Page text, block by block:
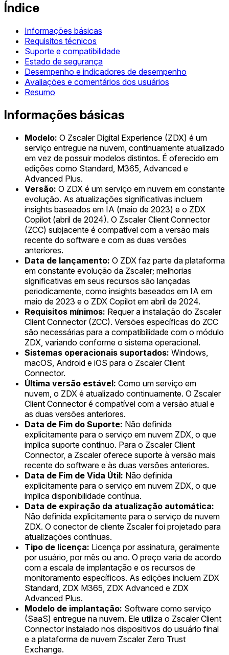
Índice
Informações básicas
Requisitos técnicos
Suporte e compatibilidade
Estado de segurança
Desempenho e indicadores de desempenho
Avaliações e comentários dos usuários
Resumo
Informações básicas
Modelo: O Zscaler Digital Experience (ZDX) é um
serviço entregue na nuvem, continuamente atualizado
em vez de possuir modelos distintos. É oferecido em
edições como Standard, M365, Advanced e
Advanced Plus.
Versão: O ZDX é um serviço em nuvem em constante
evolução. As atualizações significativas incluem
insights baseados em IA (maio de 2023) e o ZDX
Copilot (abril de 2024). O Zscaler Client Connector
(ZCC) subjacente é compatível com a versão mais
recente do software e com as duas versões
anteriores.
Data de lançamento: O ZDX faz parte da plataforma
em constante evolução da Zscaler; melhorias
significativas em seus recursos são lançadas
periodicamente, como insights baseados em IA em
maio de 2023 e o ZDX Copilot em abril de 2024.
Requisitos mínimos: Requer a instalação do Zscaler
Client Connector (ZCC). Versões específicas do ZCC
são necessárias para a compatibilidade com o módulo
ZDX, variando conforme o sistema operacional.
Sistemas operacionais suportados: Windows,
macOS, Android e iOS para o Zscaler Client
Connector.
Última versão estável: Como um serviço em
nuvem, o ZDX é atualizado continuamente. O Zscaler
Client Connector é compatível com a versão atual e
as duas versões anteriores.
Data de Fim do Suporte: Não definida
explicitamente para o serviço em nuvem ZDX, o que
implica suporte contínuo. Para o Zscaler Client
Connector, a Zscaler oferece suporte à versão mais
recente do software e às duas versões anteriores.
Data de Fim de Vida Útil: Não definida
explicitamente para o serviço em nuvem ZDX, o que
implica disponibilidade contínua.
Data de expiração da atualização automática:
Não definida explicitamente para o serviço de nuvem
ZDX. O conector de cliente Zscaler foi projetado para
atualizações contínuas.
Tipo de licença: Licença por assinatura, geralmente
por usuário, por mês ou ano. O preço varia de acordo
com a escala de implantação e os recursos de
monitoramento específicos. As edições incluem ZDX
Standard, ZDX M365, ZDX Advanced e ZDX
Advanced Plus.
Modelo de implantação: Software como serviço
(SaaS) entregue na nuvem. Ele utiliza o Zscaler Client
Connector instalado nos dispositivos do usuário final
e a plataforma de nuvem Zscaler Zero Trust
Exchange.